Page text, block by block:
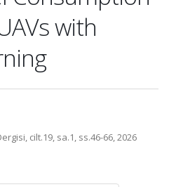
with
cilt.19, sa.1, ss.46-66, 2026